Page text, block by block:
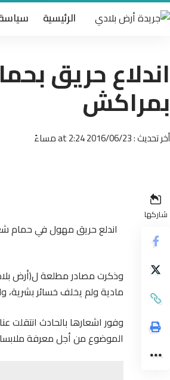
الرئيسية
اندلاع حريق
بمراكش
أخر تحديث : 2016/06/23 at 2:24 مساءً
شاركها
اندلع حريق مهول في حمام
وذكرت مصادر مطلعة ل(أرض
مادية ولم يخلف خسائر بشرية،
وفور اشعارها بالحادث انتقلت
الموضوع من أجل معرفة